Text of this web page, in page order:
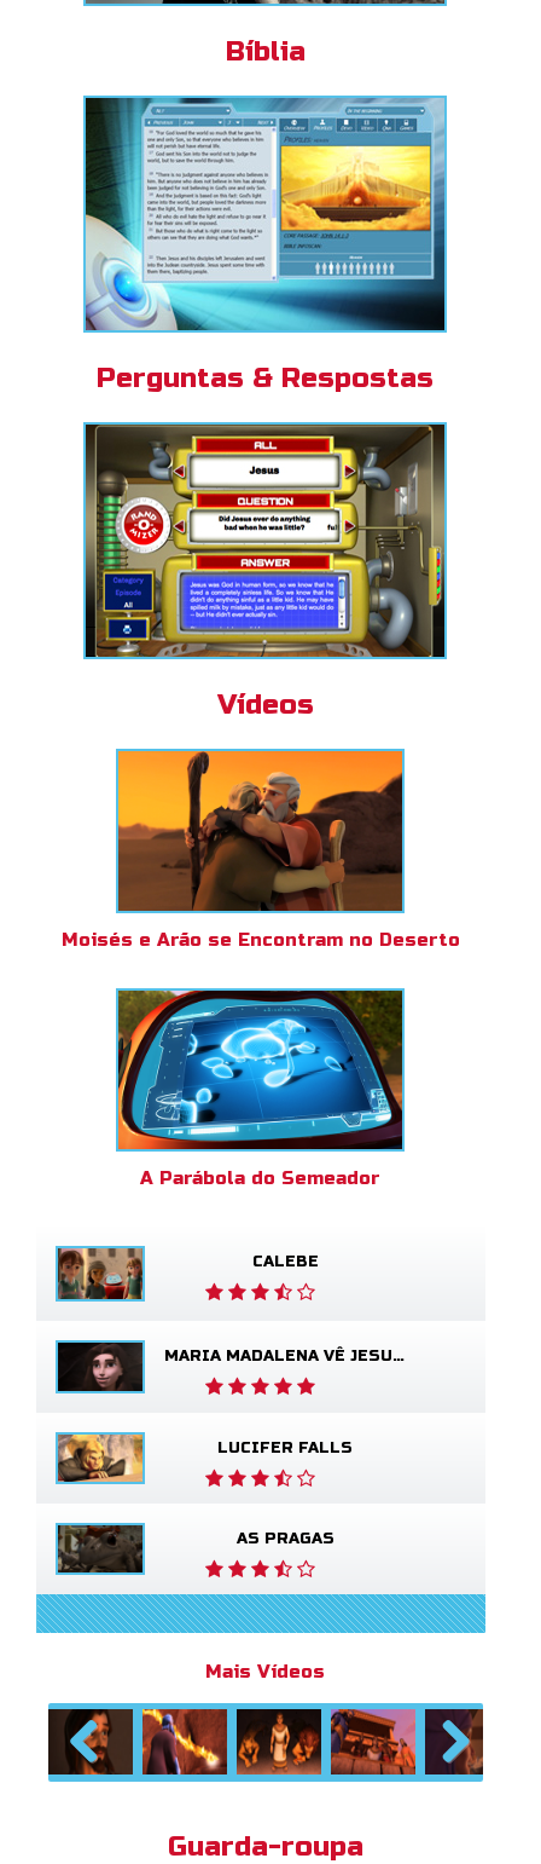
Bíblia
Perguntas & Respostas
Vídeos
Moisés e Arão se Encontram no Deserto
A Parábola do Semeador
CALEBE
MARIA MADALENA VÊ JESUS VIVO
LUCIFER FALLS
AS PRAGAS
Mais Vídeos
Previous Next
Guarda-roupa